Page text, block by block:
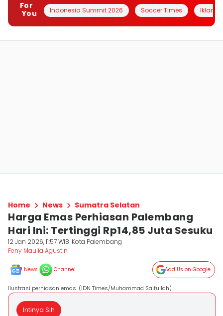
For
You
Indonesia Summit 2026 Soccer Times Iklanin
Home News Sumatra Selatan
Harga Emas Perhiasan Palembang
Hari Ini: Tertinggi Rp14,85 Juta Sesuku
12 Jan 2026, 11:57 WIB Kota Palembang
Feny Maulia Agustin
News Channel Add Us on Google
Ilustrasi perhiasan emas. (IDN Times/Muhammad Saifullah)
Intinya Sih